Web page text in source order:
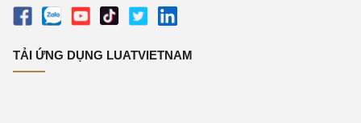
TẢI ỨNG DỤNG LUATVIETNAM